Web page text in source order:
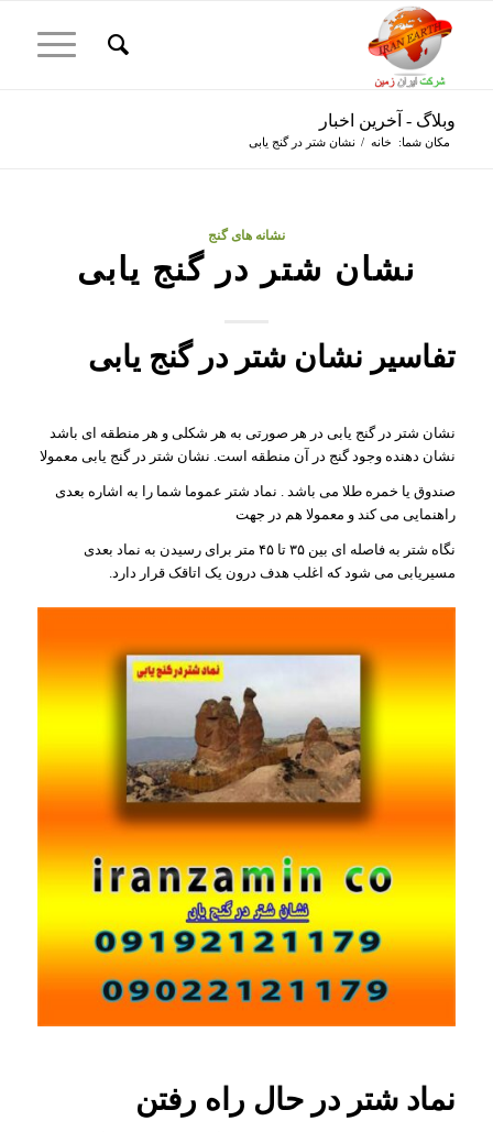
وبلاگ - آخرین اخبار
مکان شما: خانه / نشان شتر در گنج یابی
نشانه های گنج
نشان شتر در گنج یابی
تفاسیر نشان شتر در گنج یابی
نشان شتر در گنج یابی در هر صورتی به هر شکلی و هر منطقه ای باشد
نشان دهنده وجود گنج در آن منطقه است. نشان شتر در گنج یابی معمولا
صندوق یا خمره طلا می باشد . نماد شتر عموما شما را به اشاره بعدی
راهنمایی می کند و معمولا هم در جهت
نگاه شتر به فاصله ای بین ۳۵ تا ۴۵ متر برای رسیدن به نماد بعدی
مسیریابی می شود که اغلب هدف درون یک اتاقک قرار دارد.
نماد شتر در حال راه رفتن